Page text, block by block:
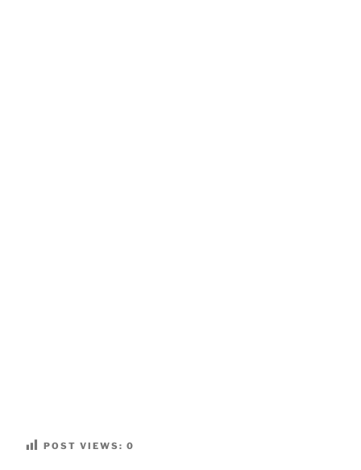
POST VIEWS: 0